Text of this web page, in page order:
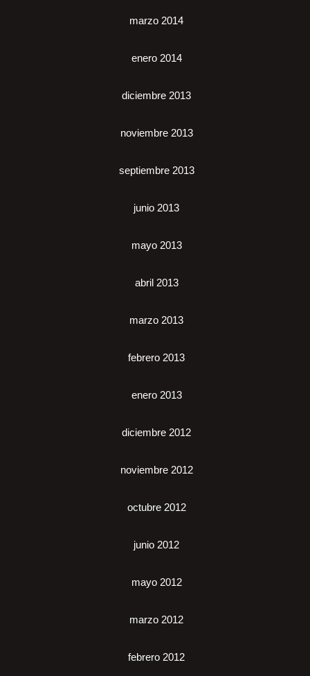
marzo 2014
enero 2014
diciembre 2013
noviembre 2013
septiembre 2013
junio 2013
mayo 2013
abril 2013
marzo 2013
febrero 2013
enero 2013
diciembre 2012
noviembre 2012
octubre 2012
junio 2012
mayo 2012
marzo 2012
febrero 2012